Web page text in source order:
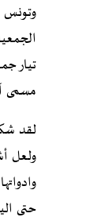
وتونس
تيار
مسمى
لقد
ولعل
حتى